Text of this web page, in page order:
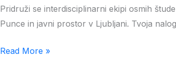
Pridruži se interdisciplinarni ekipi osmih
Punce in javni prostor v Ljubljani. Tvoja
javni
prostor
Ljubljani”
Read More »